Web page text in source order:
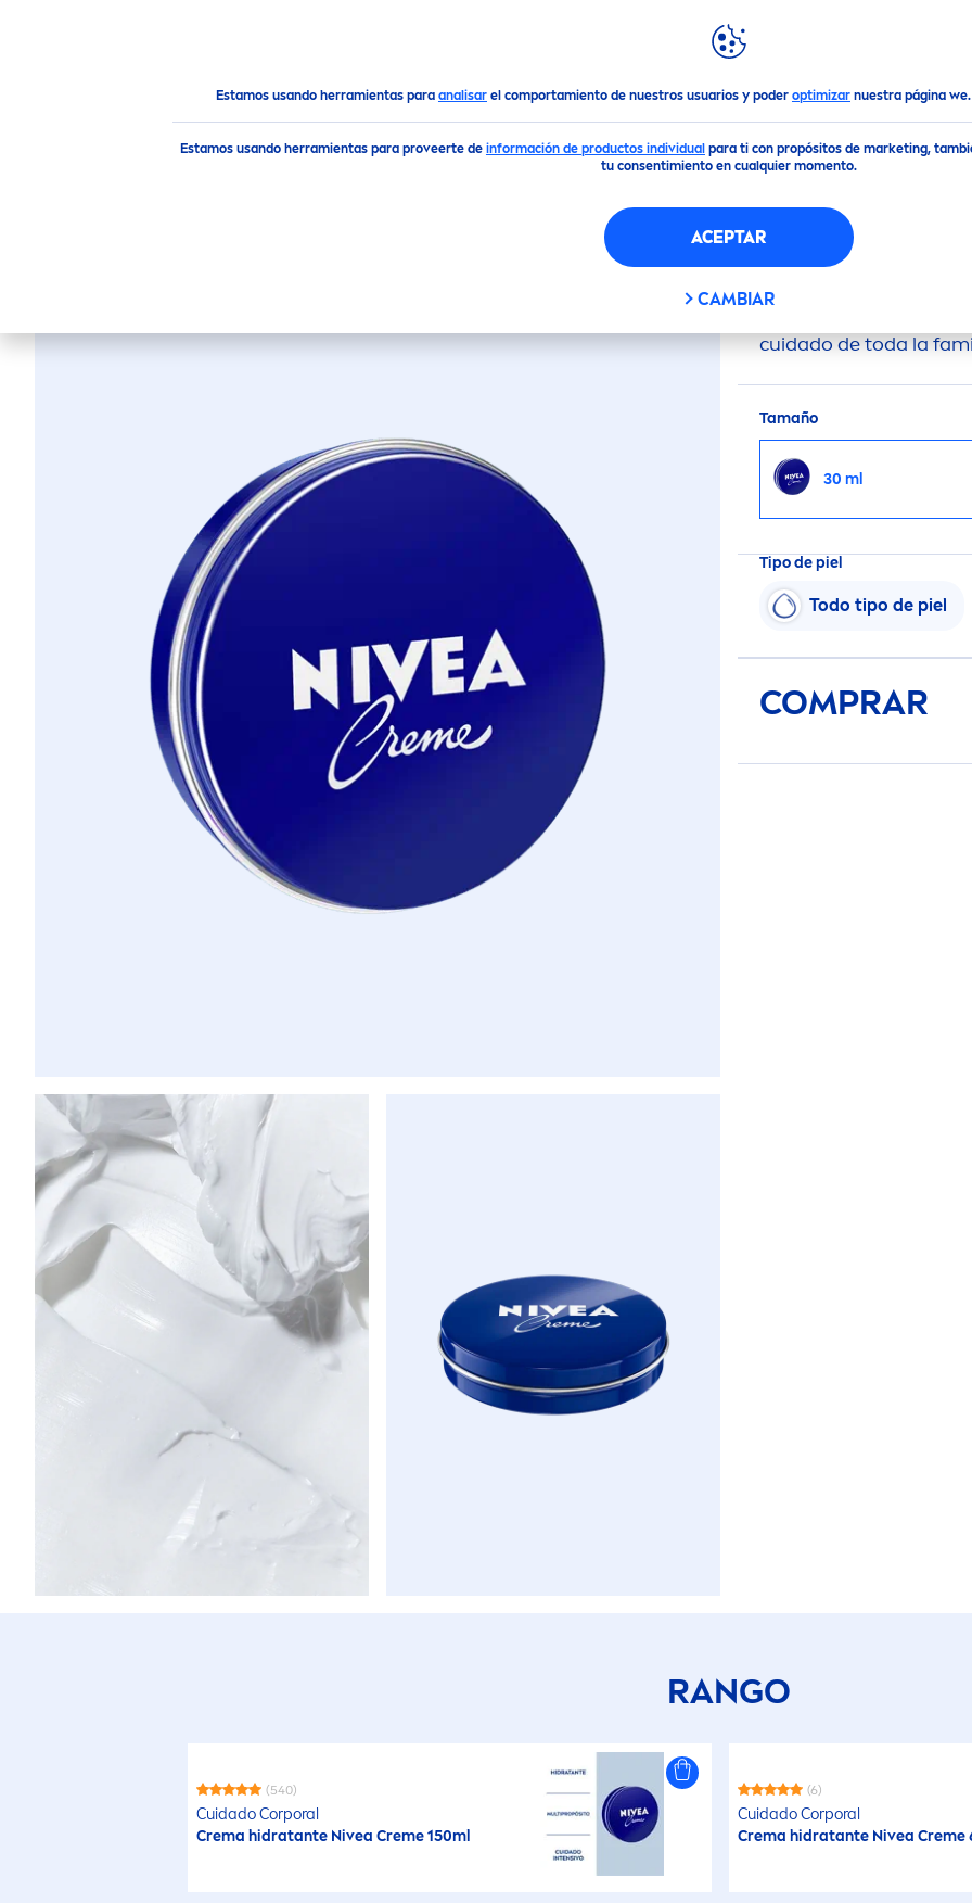
Estamos usando herramientas para analisarel comportamiento de nuestros usuarios y poder optimizarnuestra página
Estamos usando herramientas para proveerte de información de productos individual para ti con propósitos de marketing,
tu consentimiento en cualquier momento.
ACEPTAR
CAMBIAR
DESTACADOS
Todos nuestros productos Cuidado Corporal Cremas Corporales Crema hidratanteNiveaCreme30ml
(1)
CREMA HIDRATANTENIVEA
cuidado de toda la
Tamaño
30 ml
Tipo de piel
Todo tipo de piel
COMPRAR
RANGO
(540)
Cuidado Corporal
Crema hidratante Nivea Creme150ml
(6)
Cuidado Corporal
Crema hidratante Nivea Creme